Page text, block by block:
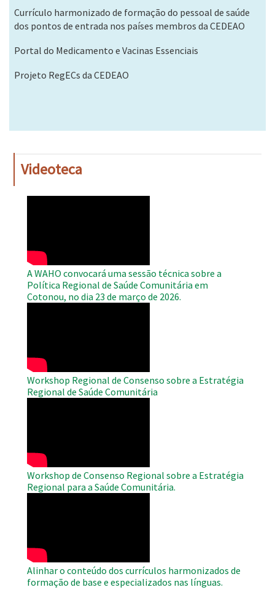
Currículo harmonizado de formação do pessoal de saúde
dos pontos de entrada nos países membros da CEDEAO
Portal do Medicamento e Vacinas Essenciais
Projeto RegECs da CEDEAO
Videoteca
A WAHO convocará uma sessão técnica sobre a
Política Regional de Saúde Comunitária em
Cotonou, no dia 23 de março de 2026.
Workshop Regional de Consenso sobre a Estratégia
Regional de Saúde Comunitária
Workshop de Consenso Regional sobre a Estratégia
Regional para a Saúde Comunitária.
Alinhar o conteúdo dos currículos harmonizados de
formação de base e especializados nas línguas.